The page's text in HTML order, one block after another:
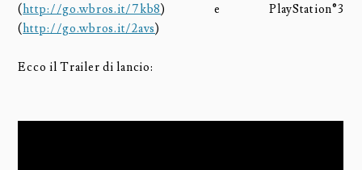
(http://go.wbros.it/7kb8) e PlayStation®3
(http://go.wbros.it/2avs)
Ecco il Trailer di lancio: